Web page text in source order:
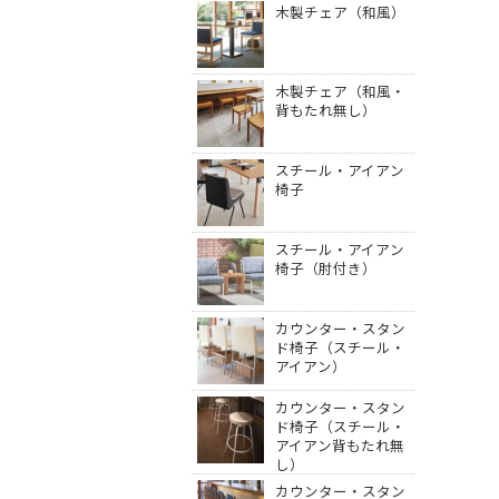
木製チェア（和風）
木製チェア（和風・
背もたれ無し）
スチール・アイアン
椅子
スチール・アイアン
椅子（肘付き）
カウンター・スタン
ド椅子（スチール・
アイアン）
カウンター・スタン
ド椅子（スチール・
アイアン背もたれ無
し）
カウンター・スタン